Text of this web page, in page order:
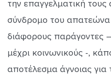
την επαγγελματική
σύνδρομο του απατεώνα
διάφορους παράγοντες
μέχρι κοινωνικούς -,
αποτέλεσμα άγνοιας για